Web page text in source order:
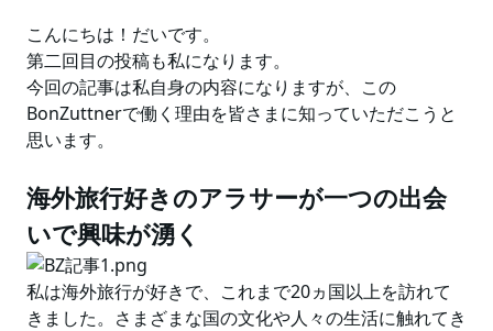
こんにちは！だいです。
第二回目の投稿も私になります。
今回の記事は私自身の内容になりますが、この
BonZuttnerで働く理由を皆さまに知っていただこうと
思います。
海外旅行好きのアラサーが一つの出会
いで興味が湧く
私は海外旅行が好きで、これまで20ヵ国以上を訪れて
きました。さまざまな国の文化や人々の生活に触れてき